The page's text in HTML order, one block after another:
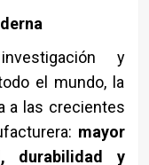
y
el mundo, la
a las crecientes
mayor
durabilidad y